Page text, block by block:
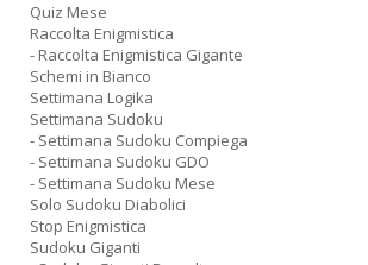
Quiz Mese
Raccolta Enigmistica
- Raccolta Enigmistica Gigante
Schemi in Bianco
Settimana Logika
Settimana Sudoku
- Settimana Sudoku Compiega
- Settimana Sudoku GDO
- Settimana Sudoku Mese
Solo Sudoku Diabolici
Stop Enigmistica
Sudoku Giganti